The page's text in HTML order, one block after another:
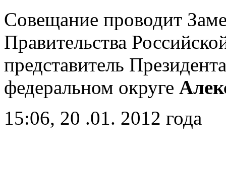
Совещание проводит
Правительства
представитель
федеральном округе
15:06, 20 .01. 2012 года